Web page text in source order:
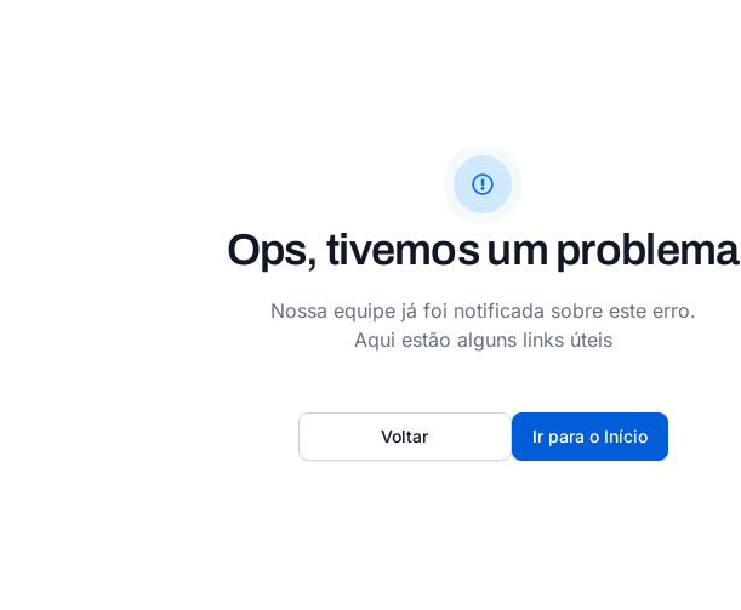
Ops, tivemos um problema
Nossa equipe já foi notificada sobre este erro.
Aqui estão alguns links úteis
Ir para o Início
Voltar